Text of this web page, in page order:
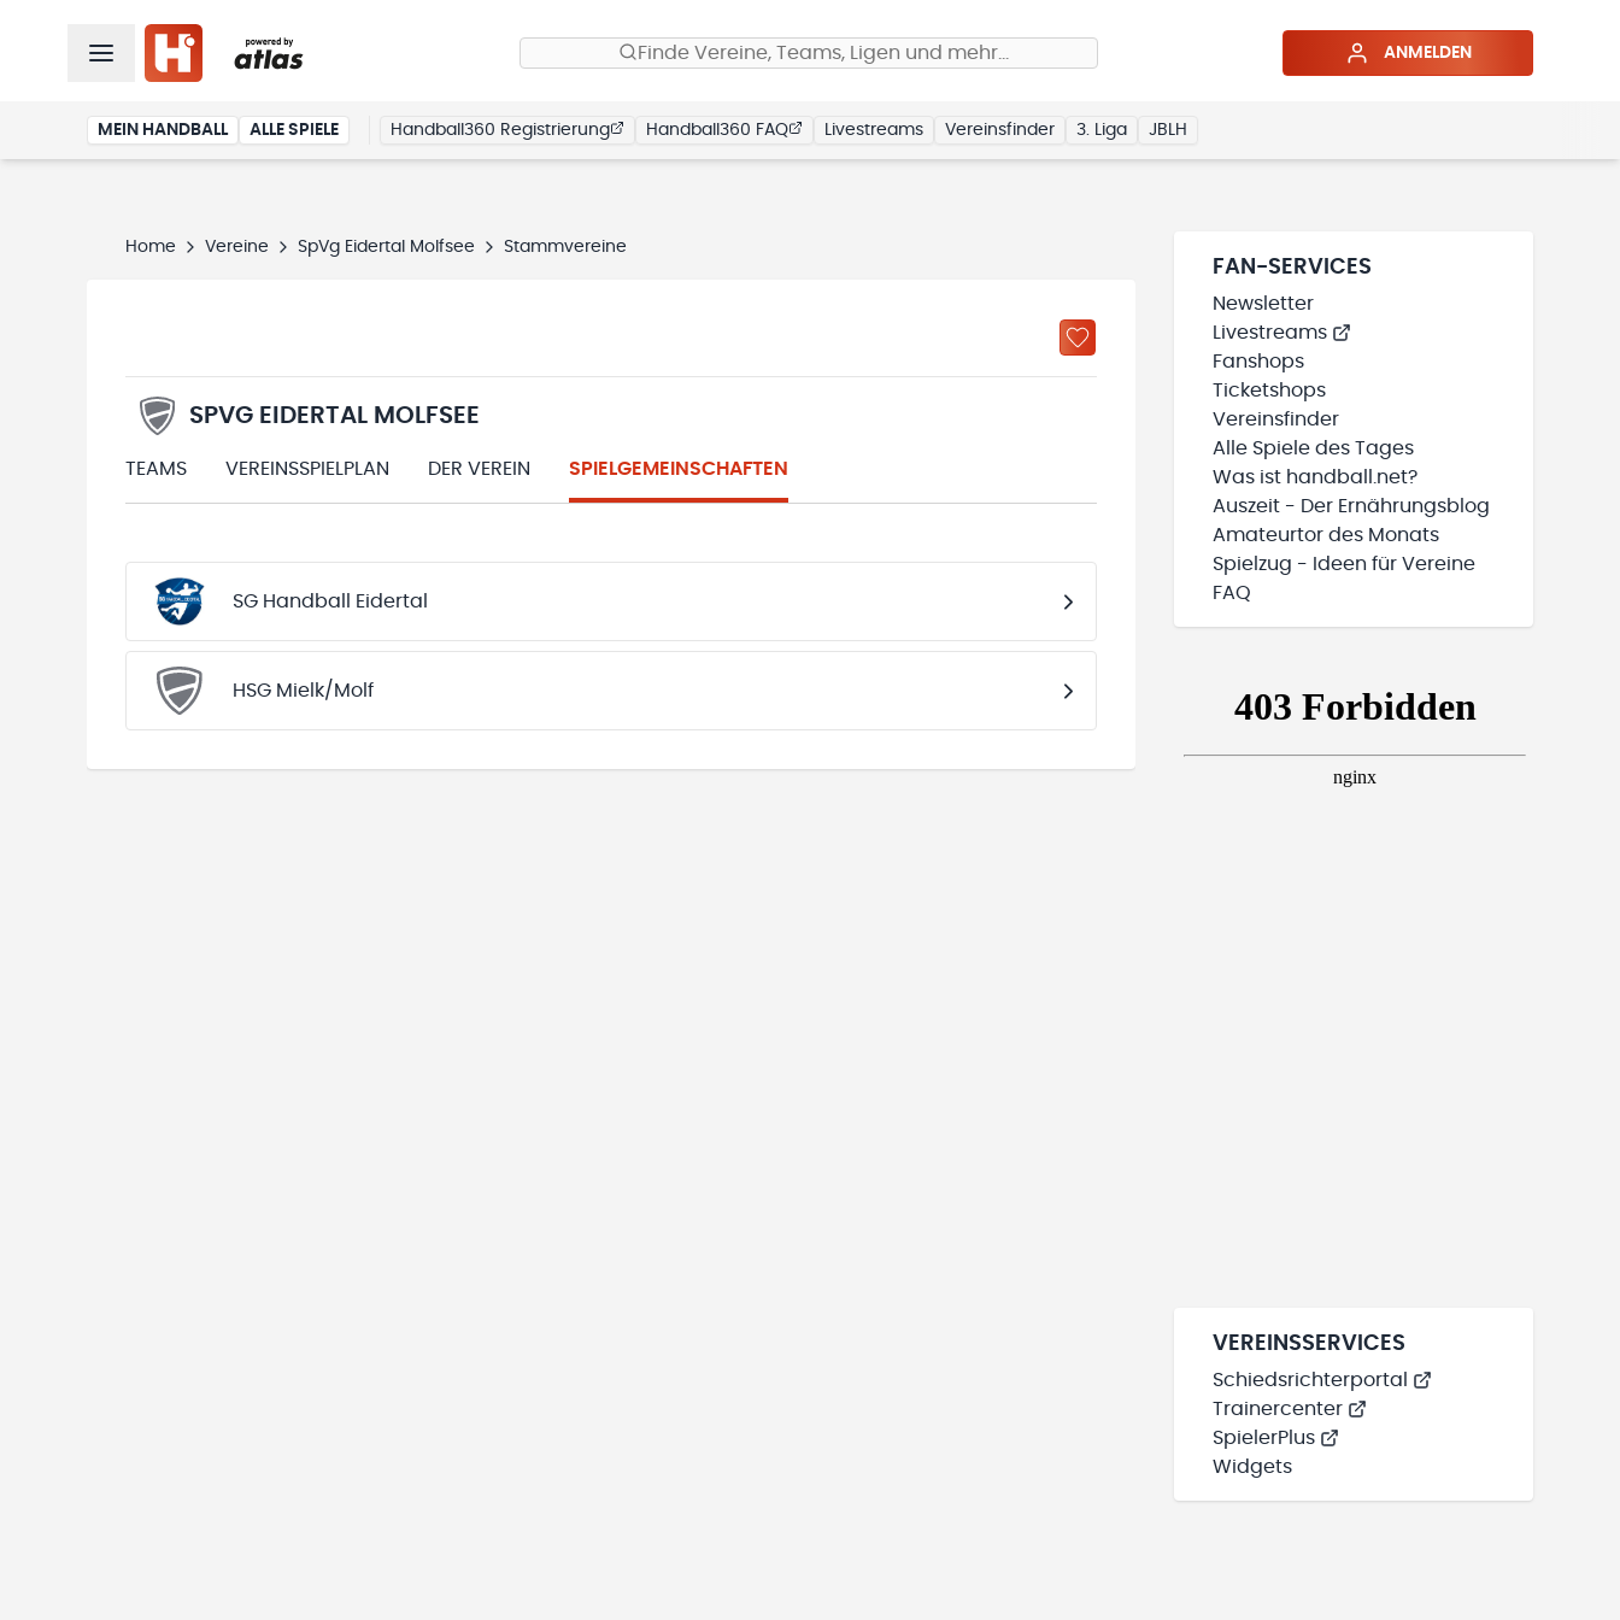
Finde Vereine, Teams, Ligen und mehr… ANMELDEN
MEIN HANDBALL ALLE SPIELE Handball360 Registrierung Handball360 FAQ Livestreams Vereinsfinder 3. Liga JBLH
Home Vereine SpVg Eidertal Molfsee Stammvereine
SPVG EIDERTAL MOLFSEE
TEAMS VEREINSSPIELPLAN DER VEREIN SPIELGEMEINSCHAFTEN
SG Handball Eidertal
HSG Mielk/Molf
FAN-SERVICES
Newsletter
Livestreams
Fanshops
Ticketshops
Vereinsfinder
Alle Spiele des Tages
Was ist handball.net?
Auszeit - Der Ernährungsblog
Amateurtor des Monats
Spielzug - Ideen für Vereine
FAQ
VEREINSSERVICES
Schiedsrichterportal
Trainercenter
SpielerPlus
Widgets